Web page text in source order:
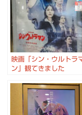
映画「シン・ウルトラ
ン」観てきました